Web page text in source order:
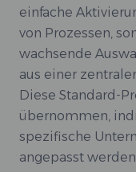
einfache
von Prozessen,
wachsende
aus einer
Diese Standard-
übernommen,
spezifische
angepasst